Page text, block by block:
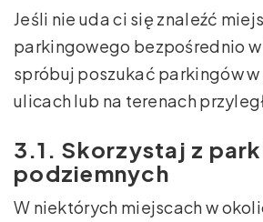
Jeśli nie uda ci się znaleźć
parkingowego bezpośrednio w
spróbuj poszukać parkingów
ulicach lub na terenach
3.1. Skorzystaj z
podziemnych
W niektórych miejscach w